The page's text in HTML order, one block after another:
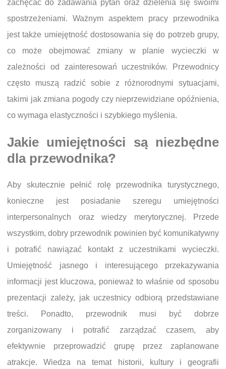
zachęcać do zadawania pytań oraz dzielenia się swoimi
spostrzeżeniami. Ważnym aspektem pracy przewodnika
jest także umiejętność dostosowania się do potrzeb grupy,
co może obejmować zmiany w planie wycieczki w
zależności od zainteresowań uczestników. Przewodnicy
często muszą radzić sobie z różnorodnymi sytuacjami,
takimi jak zmiana pogody czy nieprzewidziane opóźnienia,
co wymaga elastyczności i szybkiego myślenia.
Jakie umiejętności są niezbędne
dla przewodnika?
Aby skutecznie pełnić rolę przewodnika turystycznego,
konieczne jest posiadanie szeregu umiejętności
interpersonalnych oraz wiedzy merytorycznej. Przede
wszystkim, dobry przewodnik powinien być komunikatywny
i potrafić nawiązać kontakt z uczestnikami wycieczki.
Umiejętność jasnego i interesującego przekazywania
informacji jest kluczowa, ponieważ to właśnie od sposobu
prezentacji zależy, jak uczestnicy odbiorą przedstawiane
treści. Ponadto, przewodnik musi być dobrze
zorganizowany i potrafić zarządzać czasem, aby
efektywnie przeprowadzić grupę przez zaplanowane
atrakcje. Wiedza na temat historii, kultury i geografii